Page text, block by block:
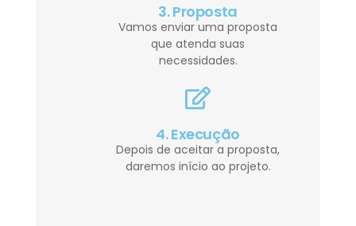
3. Proposta
Vamos enviar uma proposta
que atenda suas
necessidades.
4. Execução
Depois de aceitar a proposta,
daremos início ao projeto.